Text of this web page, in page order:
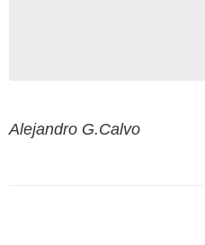
Alejandro G.Calvo